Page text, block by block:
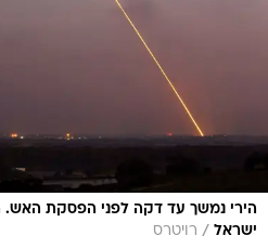
הירי נמשך עד דקה לפני הפסקת
ישראל / רויטרס